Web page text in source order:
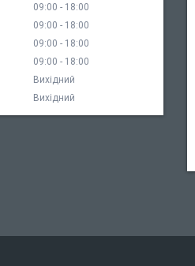
09:00
18:00
09:00
18:00
09:00
18:00
09:00
18:00
Вихідний
Вихідний